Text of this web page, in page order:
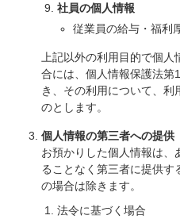
社員の個人情報
従業員の給与・福利
上記以外の利用目的で個
合には、個人情報保護法第
き、その利用について、利
のとします。
個人情報の第三者への提供
お預かりした個人情報は、
ることなく第三者に提供す
の場合は除きます。
法令に基づく場合